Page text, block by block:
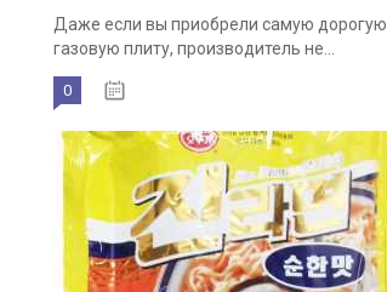
Даже если вы приобрели самую дорогую
газовую плиту, производитель не...
0